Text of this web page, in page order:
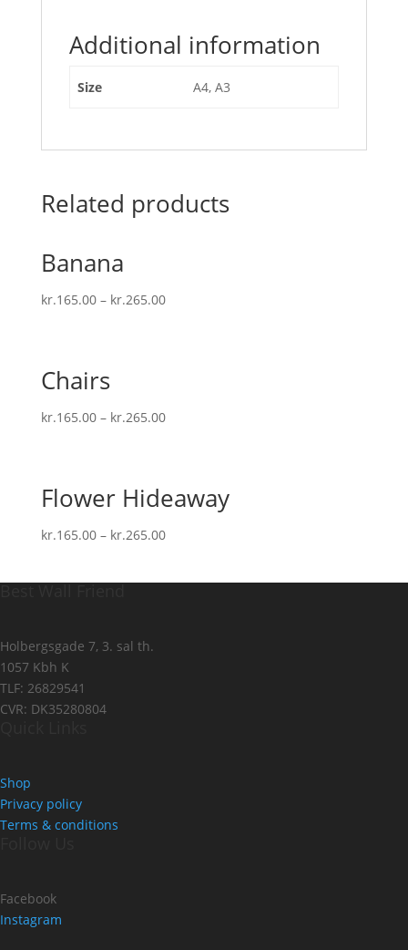
Additional information
Size A4, A3
Related products
Banana
kr.165.00– kr.265.00
Chairs
kr.165.00– kr.265.00
Flower Hideaway
kr.165.00– kr.265.00
Holbergsgade 7, 3. sal th.
1057 Kbh K
TLF: 26829541
CVR: DK35280804
Shop
Privacy policy
Terms & conditions
Facebook
Instagram